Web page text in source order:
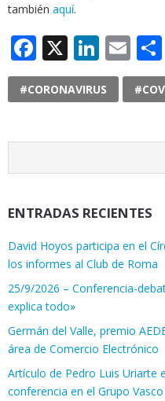
también aquí.
Facebook
X
#CORONAVIRUS
ENTRADAS RECIENTES
David Hoyos participa en el
los informes al Club de Roma
25/9/2026 – Conferencia-
explica todo»
Germán del Valle, premio
área de Comercio Electrónico
Artículo de Pedro Luis Uriarte
conferencia en el Grupo